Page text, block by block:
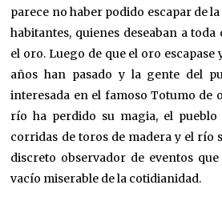
parece no haber podido escapar de
habitantes, quienes deseaban a
el oro. Luego de que el oro
años han pasado y la gente del
interesada en el famoso Totumo de
río ha perdido su magia, el
corridas de toros de madera y el río
discreto observador de eventos
vacío miserable de la cotidianidad.